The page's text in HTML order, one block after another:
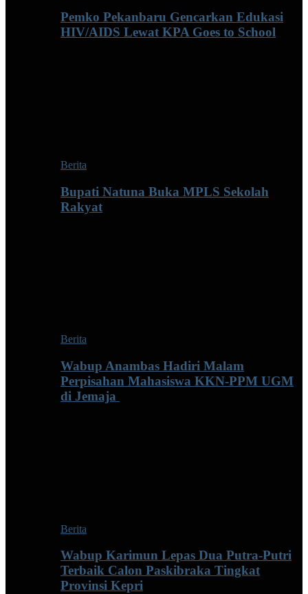
Pemko Pekanbaru Gencarkan Edukasi
HIV/AIDS Lewat KPA Goes to School
Berita
Bupati Natuna Buka MPLS Sekolah
Rakyat
Berita
Wabup Anambas Hadiri Malam
Perpisahan Mahasiswa KKN-PPM UGM
di Jemaja ‎
Berita
Wabup Karimun Lepas Dua Putra-Putri
Terbaik Calon Paskibraka Tingkat
Provinsi Kepri